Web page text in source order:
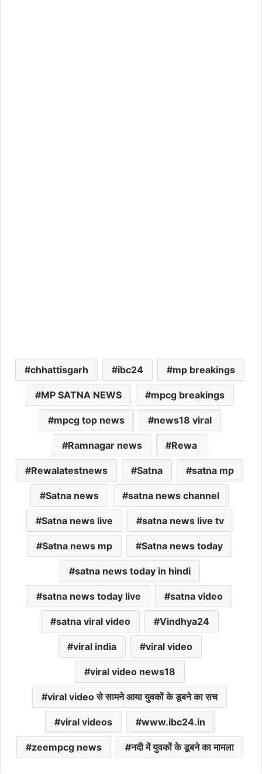
chhattisgarh ibc24 mp breakings
MP SATNA NEWS mpcg breakings
mpcg top news news18 viral
Ramnagar news Rewa
Rewalatestnews Satna satna mp
Satna news satna news channel
Satna news live satna news live tv
Satna news mp Satna news today
satna news today in hindi
satna news today live satna video
satna viral video Vindhya24
viral india viral video
viral video news18
viral video से सामने आया युवकों के डूबने का सच
viral videos www.ibc24.in
zeempcg news नदी में युवकों के डूबने का मामला